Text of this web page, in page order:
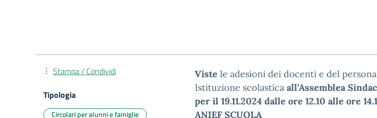
Viste le adesioni dei docenti e del
Istituzione scolastica all’Assemblea
per il 19.11.2024 dalle ore 12.10 alle ore
ANIEF SCUOLA
Stampa / Condividi
Tipologia
Circolari per alunni e famiglie